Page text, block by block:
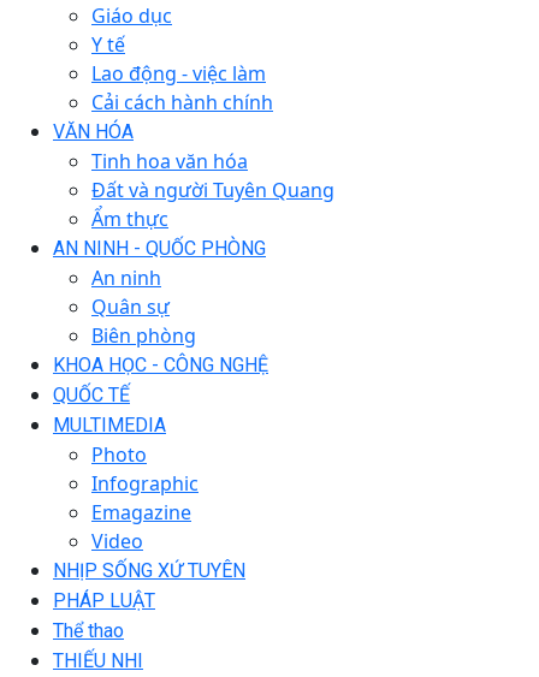
Giáo dục
Y tế
Lao động - việc làm
Cải cách hành chính
VĂN HÓA
Tinh hoa văn hóa
Đất và người Tuyên Quang
Ẩm thực
AN NINH - QUỐC PHÒNG
An ninh
Quân sự
Biên phòng
KHOA HỌC - CÔNG NGHỆ
QUỐC TẾ
MULTIMEDIA
Photo
Infographic
Emagazine
Video
NHỊP SỐNG XỨ TUYÊN
PHÁP LUẬT
Thể thao
THIẾU NHI